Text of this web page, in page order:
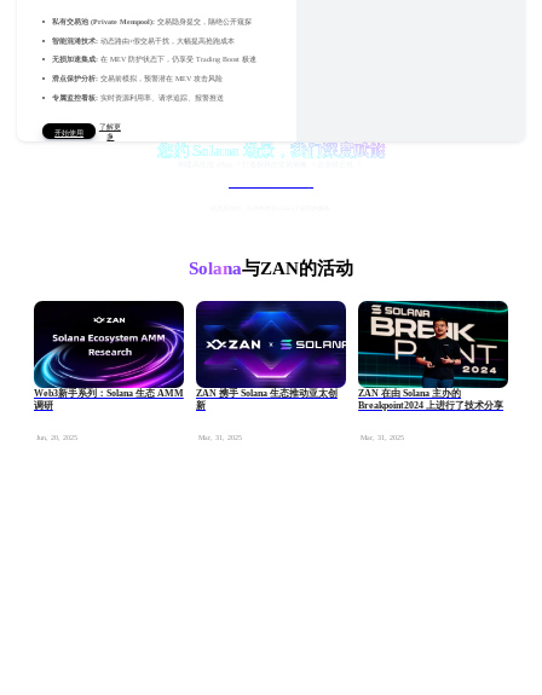
私有交易池 (Private Mempool):交易隐身提交，隔绝公开窥探
智能混淆技术:动态路由+假交易干扰，大幅提高抢跑成本
无损加速集成:在 MEV 防护状态下，仍享受 Trading Boost 极速
滑点保护分析:交易前模拟，预警潜在 MEV 攻击风险
专属监控看板:实时资源利用率、请求追踪、报警推送
开始使用
了解更
多
您的 Solana 场景，我们深度赋能
Solana与ZAN的活动
Web3新手系列：Solana 生态 AMM
调研
Jun, 20, 2025
ZAN 携手 Solana 生态推动亚太创
新
Mar, 31, 2025
ZAN 在由 Solana 主办的
Breakpoint2024 上进行了技术分享
Mar, 31, 2025